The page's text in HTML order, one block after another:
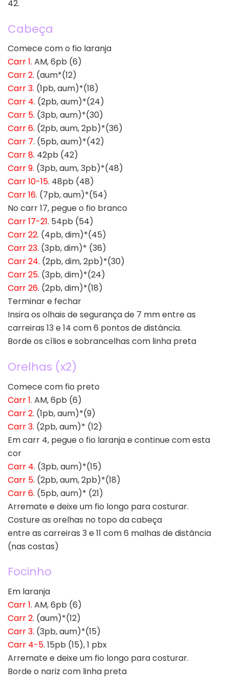
42.
Cabeça
Comece com o fio laranja
Carr 1. AM, 6pb (6)
Carr 2. (aum*(12)
Carr 3. (1pb, aum)*(18)
Carr 4. (2pb, aum)*(24)
Carr 5. (3pb, aum)*(30)
Carr 6. (2pb, aum, 2pb)*(36)
Carr 7. (5pb, aum)*(42)
Carr 8. 42pb (42)
Carr 9. (3pb, aum, 3pb)*(48)
Carr 10-15. 48pb (48)
Carr 16. (7pb, aum)*(54)
No carr 17, pegue o fio branco
Carr 17-21. 54pb (54)
Carr 22. (4pb, dim)*(45)
Carr 23. (3pb, dim)* (36)
Carr 24. (2pb, dim, 2pb)*(30)
Carr 25. (3pb, dim)*(24)
Carr 26. (2pb, dim)*(18)
Terminar e fechar
Insira os olhais de segurança de 7 mm entre as
carreiras 13 e 14 com 6 pontos de distância.
Borde os cílios e sobrancelhas com linha preta
Orelhas (x2)
Comece com fio preto
Carr 1. AM, 6pb (6)
Carr 2. (1pb, aum)*(9)
Carr 3. (2pb, aum)* (12)
Em carr 4, pegue o fio laranja e continue com esta
cor
Carr 4. (3pb, aum)*(15)
Carr 5. (2pb, aum, 2pb)*(18)
Carr 6. (5pb, aum)* (21)
Arremate e deixe um fio longo para costurar.
Costure as orelhas no topo da cabeça
entre as carreiras 3 e 11 com 6 malhas de distância
(nas costas)
Focinho
Em laranja
Carr 1. AM, 6pb (6)
Carr 2. (aum)*(12)
Carr 3. (3pb, aum)*(15)
Carr 4-5. 15pb (15), 1 pbx
Arremate e deixe um fio longo para costurar.
Borde o nariz com linha preta